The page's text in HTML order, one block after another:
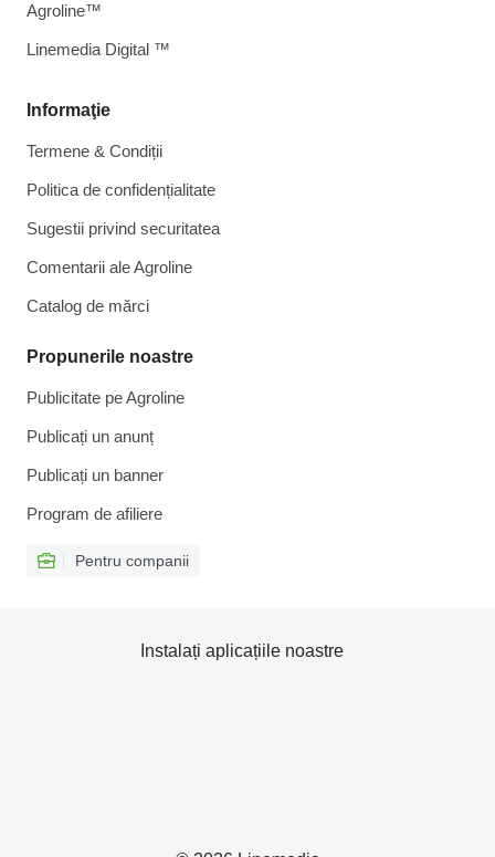
Informaţie
Termene & Condiții
Politica de confidențialitate
Sugestii privind securitatea
Comentarii ale Agroline
Catalog de mărcі
Propunerile noastre
Publicitate pe Agroline
Publicați un anunț
Publicați un banner
Program de afiliere
Pentru companii
Agroline™
Linemedia Digital ™
Instalați aplicațiile noastre